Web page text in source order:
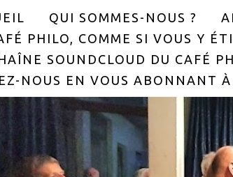
QUI SOMMES-NOUS ?
PHILO, COMME SI VOUS Y
SOUNDCLOUD DU CAFÉ
NOUS EN VOUS ABONNANT